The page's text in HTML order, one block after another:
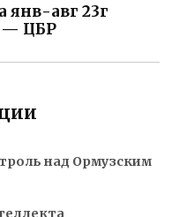
янв-авг 23г
— ЦБР
над Ормузским